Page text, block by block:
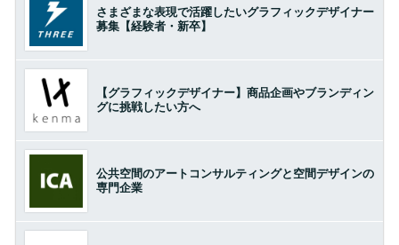
さまざまな表現で活躍したいグラフィックデザイナー
募集【経験者・新卒】
【グラフィックデザイナー】商品企画やブランディン
グに挑戦したい方へ
公共空間のアートコンサルティングと空間デザインの
専門企業